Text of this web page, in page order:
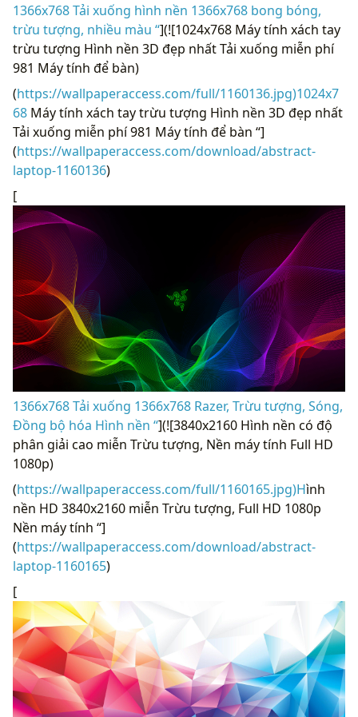
1366x768 Tải xuống hình nền 1366x768 bong bóng,
trừu tượng, nhiều màu “](![1024x768 Máy tính xách tay
trừu tượng Hình nền 3D đẹp nhất Tải xuống miễn phí
981 Máy tính để bàn)
(https://wallpaperaccess.com/full/1160136.jpg)1024x7
68 Máy tính xách tay trừu tượng Hình nền 3D đẹp nhất
Tải xuống miễn phí 981 Máy tính để bàn “]
(https://wallpaperaccess.com/download/abstract-
laptop-1160136)
[
1366x768 Tải xuống 1366x768 Razer, Trừu tượng, Sóng,
Đồng bộ hóa Hình nền “](![3840x2160 Hình nền có độ
phân giải cao miễn Trừu tượng, Nền máy tính Full HD
1080p)
(https://wallpaperaccess.com/full/1160165.jpg)Hình
nền HD 3840x2160 miễn Trừu tượng, Full HD 1080p
Nền máy tính “]
(https://wallpaperaccess.com/download/abstract-
laptop-1160165)
[